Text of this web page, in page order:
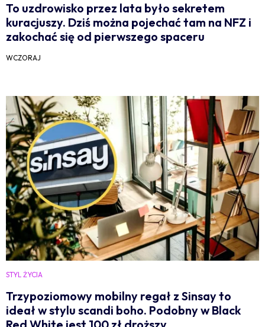
To uzdrowisko przez lata było sekretem
kuracjuszy. Dziś można pojechać tam na NFZ i
zakochać się od pierwszego spaceru
WCZORAJ
STYL ŻYCIA
Trzypoziomowy mobilny regał z Sinsay to
ideał w stylu scandi boho. Podobny w Black